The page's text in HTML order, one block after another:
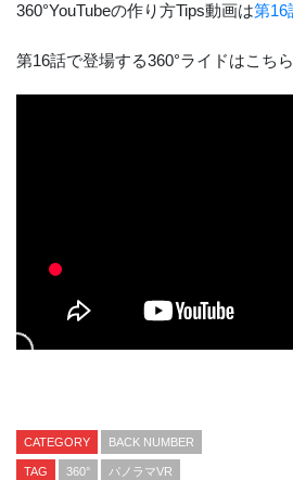
360°YouTubeの作り方Tips動画は第16
第16話で登場する360°ライドはこち
CATEGORY BACK NUMBER
TAG 360° パノラマVR